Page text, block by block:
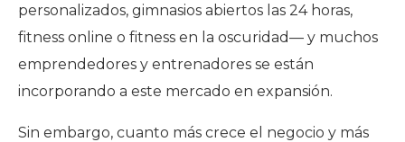
personalizados, gimnasios abiertos las 24 horas,
fitness online o fitness en la oscuridad— y muchos
emprendedores y entrenadores se están
incorporando a este mercado en expansión.
Sin embargo, cuanto más crece el negocio y más